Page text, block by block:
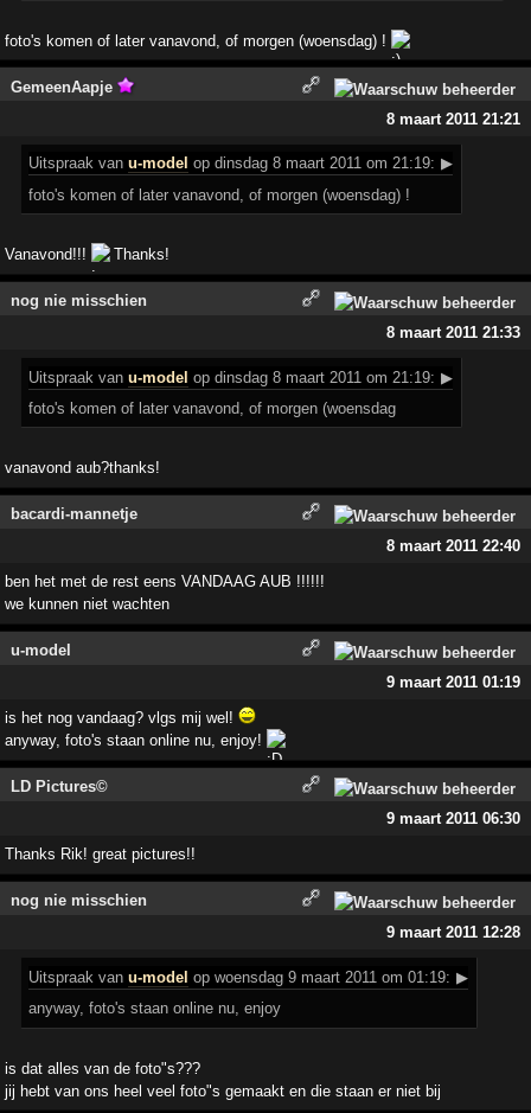
foto's komen of later vanavond, of morgen (woensdag) !
GemeenAapje
8 maart 2011 21:21
Uitspraak vanu-model op dinsdag 8 maart 2011 om 21:19: ▶
foto's komen of later vanavond, of morgen (woensdag) !
Vanavond!!! Thanks!
nog nie misschien
8 maart 2011 21:33
Uitspraak vanu-model op dinsdag 8 maart 2011 om 21:19: ▶
foto's komen of later vanavond, of morgen (woensdag
vanavond aub?thanks!
bacardi-mannetje
8 maart 2011 22:40
ben het met de rest eens VANDAAG AUB !!!!!!
we kunnen niet wachten
u-model
9 maart 2011 01:19
is het nog vandaag? vlgs mij wel!
anyway, foto's staan online nu, enjoy!
LD Pictures©
9 maart 2011 06:30
Thanks Rik! great pictures!!
nog nie misschien
9 maart 2011 12:28
Uitspraak vanu-model op woensdag 9 maart 2011 om 01:19: ▶
anyway, foto's staan online nu, enjoy
is dat alles van de foto"s???
jij hebt van ons heel veel foto"s gemaakt en die staan er niet bij